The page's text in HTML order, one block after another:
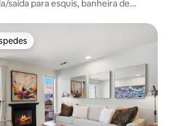
saída para esquis, banheira de
dos hóspedes